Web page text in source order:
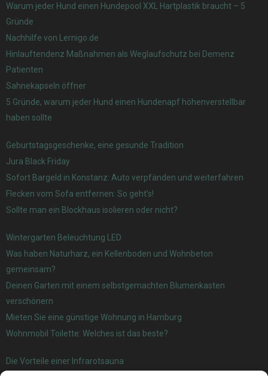
Warum jeder Hund einen Hundepool XXL Hartplastik braucht – 5
Gründe
Nachhilfe von Lernigo.de
Hinlauftendenz Maßnahmen als Weglaufschutz bei Demenz
Patienten
Sahnekapseln öffner
5 Gründe, warum jeder Hund einen Hundenapf höhenverstellbar
haben sollte
Geburtstagsgeschenke, eine gesunde Tradition
Jura Black Friday
Sofort Bargeld in Konstanz: Auto verpfänden und weiterfahren
Flecken vom Sofa entfernen: So geht’s!
Sollte man ein Blockhaus isolieren oder nicht?
Wintergarten Beleuchtung LED
Was haben Naturharz, ein Kellenboden und Wohnbeton
gemeinsam?
Deinen Garten mit einem selbstgemachten Blumenkasten
verschönern
Mieten Sie eine günstige Wohnung in Hamburg
Wohnmobil Toilette: Welches ist das beste?
Die Vorteile einer Infrarotsauna